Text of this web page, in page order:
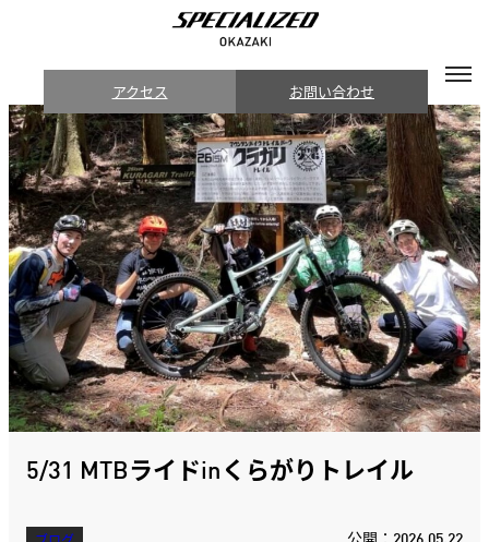
アクセス お問い合わせ
5/31 MTBライドinくらがりトレイル